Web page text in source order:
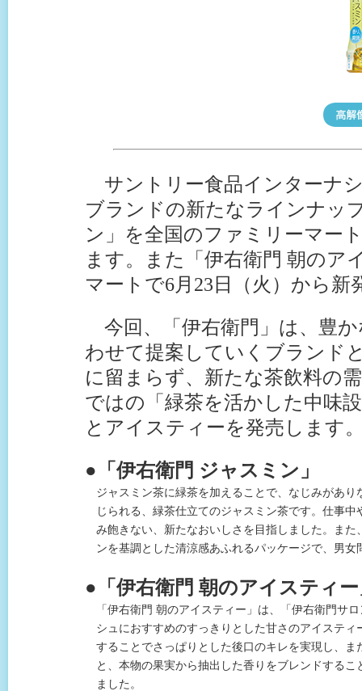
サントリー食品インターナ
ブランドの新たなラインナッ
ン」を全国のファミリーマー
ます。また「伊右衛門 朝のア
マートで6月23日（火）から新
今回、「伊右衛門」は、豊
わせて提案していくブランド
に留まらず、新たな茶飲料の
ではの「緑茶を活かした中味
とアイスティーを発売します
●「伊右衛門 ジャスミン」
ジャスミン茶に緑茶を加えることで、なじみがあ
じられる、緑茶仕立てのジャスミン茶です。仕事
み飽きない、新たなおいしさを目指しました。ま
ンを基調とした清涼感あふれるパッケージで、男
●「伊右衛門 朝のアイスティ
「伊右衛門 朝のアイスティー」は、「伊右衛門サ
シュにおすすめのすっきりとした甘さのアイステ
することでさっぱりとした後口のキレを実現し、
と、本物の果実から抽出した香りをブレンドする
ました。